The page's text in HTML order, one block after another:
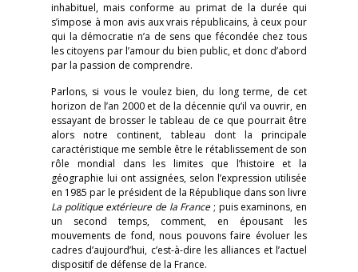
inhabituel, mais conforme au primat de la durée qui
s’impose à mon avis aux vrais républicains, à ceux pour
qui la démocratie n’a de sens que fécondée chez tous
les citoyens par l’amour du bien public, et donc d’abord
par la passion de comprendre.
Parlons, si vous le voulez bien, du long terme, de cet
horizon de l’an 2000 et de la décennie qu’il va ouvrir, en
essayant de brosser le tableau de ce que pourrait être
alors notre continent, tableau dont la principale
caractéristique me semble être le rétablissement de son
rôle mondial dans les limites que l’histoire et la
géographie lui ont assignées, selon l’expression utilisée
en 1985 par le président de la République dans son livre
La politique extérieure de la France ; puis examinons, en
un second temps, comment, en épousant les
mouvements de fond, nous pouvons faire évoluer les
cadres d’aujourd’hui, c’est-à-dire les alliances et l’actuel
dispositif de défense de la France.